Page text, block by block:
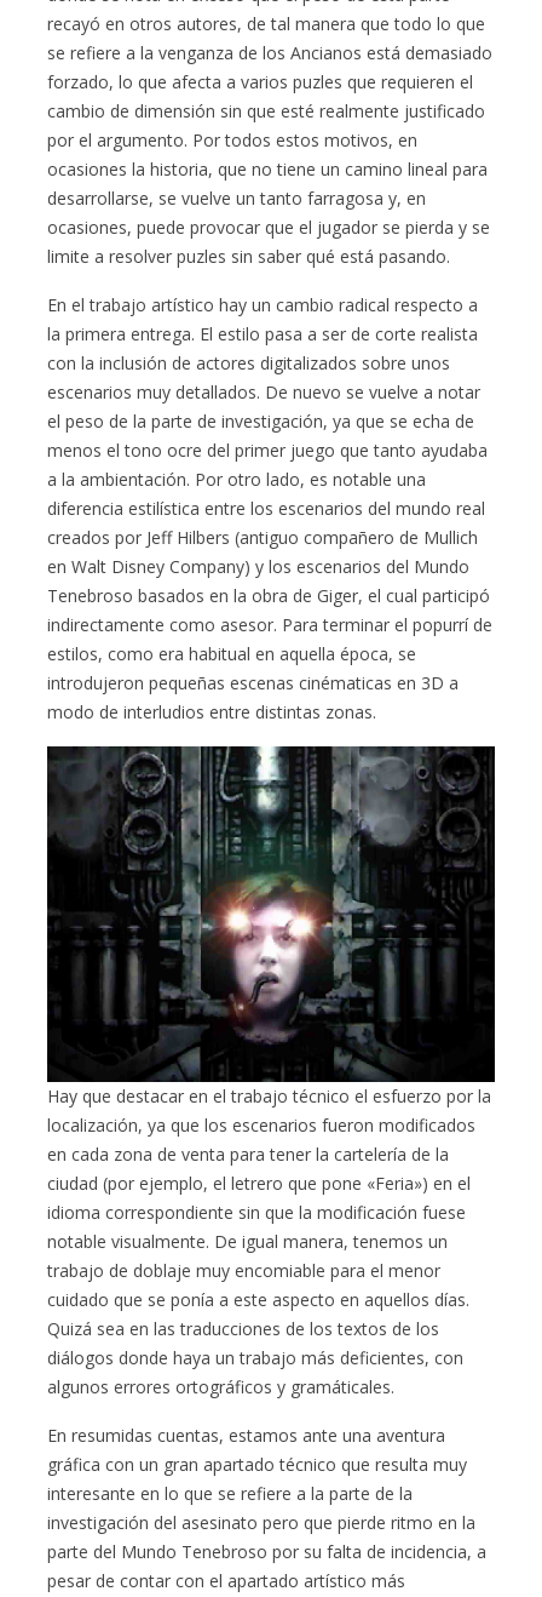
recayó en otros autores, de tal manera que todo lo que
se refiere a la venganza de los Ancianos está demasiado
forzado, lo que afecta a varios puzles que requieren el
cambio de dimensión sin que esté realmente justificado
por el argumento. Por todos estos motivos, en
ocasiones la historia, que no tiene un camino lineal para
desarrollarse, se vuelve un tanto farragosa y, en
ocasiones, puede provocar que el jugador se pierda y se
limite a resolver puzles sin saber qué está pasando.
En el trabajo artístico hay un cambio radical respecto a
la primera entrega. El estilo pasa a ser de corte realista
con la inclusión de actores digitalizados sobre unos
escenarios muy detallados. De nuevo se vuelve a notar
el peso de la parte de investigación, ya que se echa de
menos el tono ocre del primer juego que tanto ayudaba
a la ambientación. Por otro lado, es notable una
diferencia estilística entre los escenarios del mundo real
creados por Jeff Hilbers (antiguo compañero de Mullich
en Walt Disney Company) y los escenarios del Mundo
Tenebroso basados en la obra de Giger, el cual participó
indirectamente como asesor. Para terminar el popurrí de
estilos, como era habitual en aquella época, se
introdujeron pequeñas escenas cinématicas en 3D a
modo de interludios entre distintas zonas.
Hay que destacar en el trabajo técnico el esfuerzo por la
localización, ya que los escenarios fueron modificados
en cada zona de venta para tener la cartelería de la
ciudad (por ejemplo, el letrero que pone «Feria») en el
idioma correspondiente sin que la modificación fuese
notable visualmente. De igual manera, tenemos un
trabajo de doblaje muy encomiable para el menor
cuidado que se ponía a este aspecto en aquellos días.
Quizá sea en las traducciones de los textos de los
diálogos donde haya un trabajo más deficientes, con
algunos errores ortográficos y gramáticales.
En resumidas cuentas, estamos ante una aventura
gráfica con un gran apartado técnico que resulta muy
interesante en lo que se refiere a la parte de la
investigación del asesinato pero que pierde ritmo en la
parte del Mundo Tenebroso por su falta de incidencia, a
pesar de contar con el apartado artístico más